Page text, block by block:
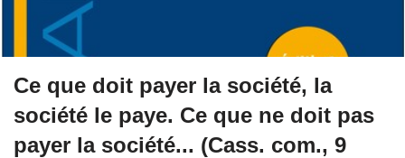
Ce que doit payer la société, la
société le paye. Ce que ne doit pas
payer la société... (Cass. com., 9